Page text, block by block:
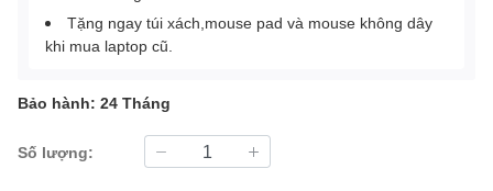
Tặng ngay túi xách,mouse pad và mouse không dây
khi mua laptop cũ.
Bảo hành: 24 Tháng
Số lượng: